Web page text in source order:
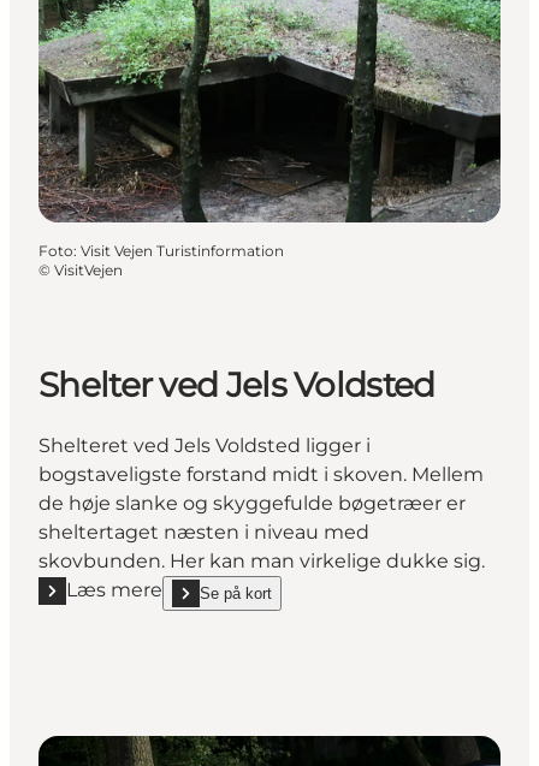
Foto: Visit Vejen Turistinformation
© VisitVejen
Shelter ved Jels Voldsted
Shelteret ved Jels Voldsted ligger i
bogstaveligste forstand midt i skoven. Mellem
de høje slanke og skyggefulde bøgetræer er
sheltertaget næsten i niveau med
skovbunden. Her kan man virkelige dukke sig.
Læs mere
Læs mere "Shelter ved Jels Voldsted"
Se på kort
show Shelter ved Jels Voldsted on_map